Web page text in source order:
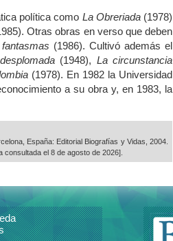
política como La Obreriada(1978)
Otras obras en verso que deben
(1986). Cultivó además el
(1948), La circunstancia
(1978). En 1982 la Universidad
a su obra y, en 1983, la
España: Editorial Biografías y Vidas, 2004.
consultada el 8 de agosto de 2026].